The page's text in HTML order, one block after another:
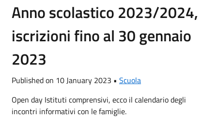
Anno scolastico 2023/2024,
iscrizioni fino al 30 gennaio
2023
Published on 10 January 2023 • Scuola
Open day Istituti comprensivi, ecco il calendario degli
incontri informativi con le famiglie.